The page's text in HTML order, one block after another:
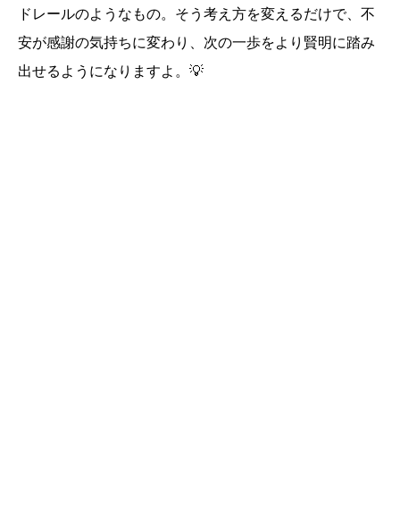
ドレールのようなもの。そう考え方を変えるだけで、不
安が感謝の気持ちに変わり、次の一歩をより賢明に踏み
出せるようになりますよ。💡